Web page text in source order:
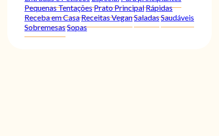
Pequenas TentaçõesPrato PrincipalRápidas
Receba em CasaReceitas VeganSaladasSaudáveis
SobremesasSopas